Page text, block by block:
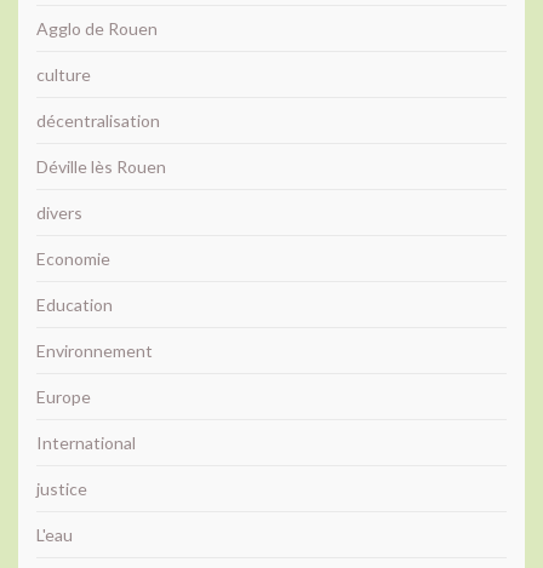
Agglo de Rouen
culture
décentralisation
Déville lès Rouen
divers
Economie
Education
Environnement
Europe
International
justice
L'eau